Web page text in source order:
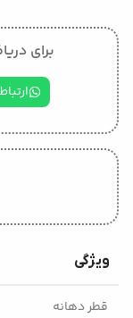
برای
ویژگی
قطر دهانه